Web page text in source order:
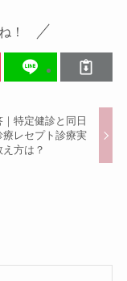
！
特定健診と同日
療レセプト診療実
え方は？